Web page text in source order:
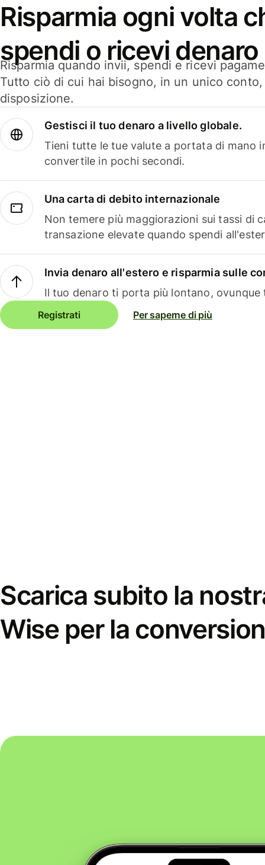
Risparmia ogni volta
spendi o ricevi denaro
Risparmia quando invii, spendi e ricevi
Tutto ciò di cui hai bisogno, in un unico
disposizione.
Gestisci il tuo denaro a livello globale.
Tieni tutte le tue valute a portata di mano
convertile in pochi secondi.
Una carta di debito internazionale
Non temere più maggiorazioni sui tassi di
transazione elevate quando spendi
Invia denaro all'estero e risparmia sulle
Il tuo denaro ti porta più lontano, ovunque
Registrati Per saperne di più
Scarica subito la
Wise per la